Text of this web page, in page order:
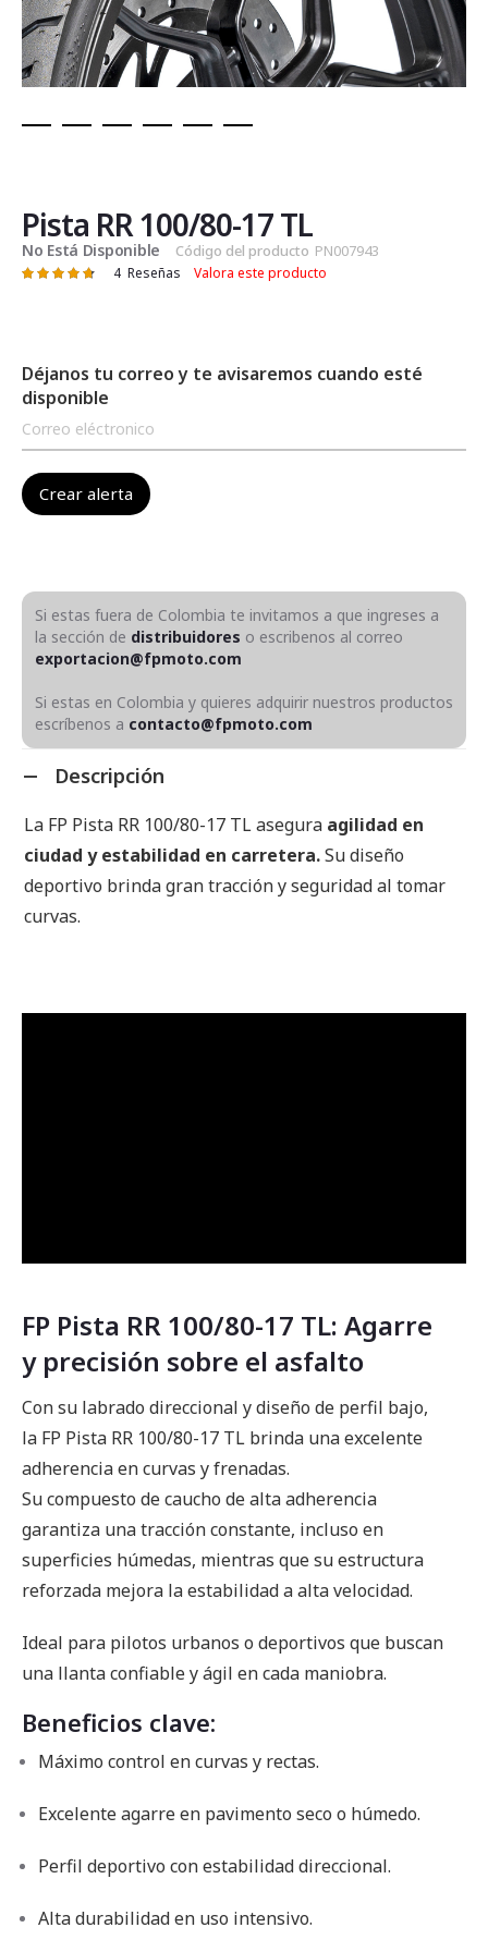
de
la
galería
de
Pista RR 100/80-17 TL
No Está Disponible Código del producto PN007943
Valoración: 4 Reseñas Valora este producto
Déjanos tu correo y te avisaremos cuando esté
disponible
Si estas fuera de Colombia te invitamos a que ingreses a
la sección de distribuidores o escribenos al correo
exportacion@fpmoto.com
Si estas en Colombia y quieres adquirir nuestros productos
escríbenos a contacto@fpmoto.com
Descripción
La FP Pista RR 100/80-17 TL asegura agilidad en
ciudad y estabilidad en carretera.Su diseño
deportivo brinda gran tracción y seguridad al tomar
curvas.
FP Pista RR 100/80-17 TL: Agarre
y precisión sobre el asfalto
Con su labrado direccional y diseño de perfil bajo,
la FP Pista RR 100/80-17 TL brinda una excelente
adherencia en curvas y frenadas.
Su compuesto de caucho de alta adherencia
garantiza una tracción constante, incluso en
superficies húmedas, mientras que su estructura
reforzada mejora la estabilidad a alta velocidad.
Ideal para pilotos urbanos o deportivos que buscan
una llanta confiable y ágil en cada maniobra.
Beneficios clave:
Máximo control en curvas y rectas.
Excelente agarre en pavimento seco o húmedo.
Perfil deportivo con estabilidad direccional.
Alta durabilidad en uso intensivo.